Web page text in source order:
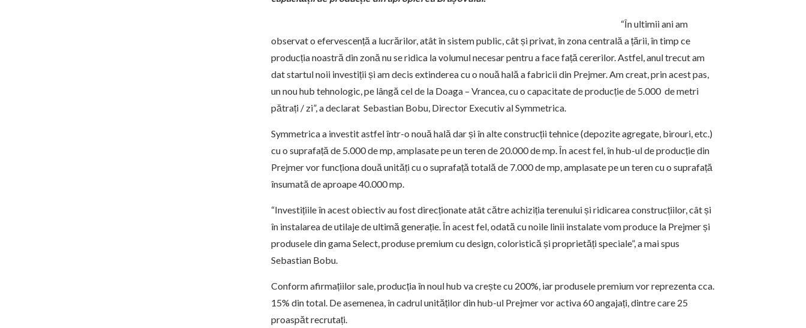
“În ultimii ani am
observat o efervescență a lucrărilor, atât în sistem public, cât și privat, în zona centrală a țării, în timp ce
producția noastră din zonă nu se ridica la volumul necesar pentru a face față cererilor. Astfel, anul trecut am
dat startul noii investiții și am decis extinderea cu o nouă hală a fabricii din Prejmer. Am creat, prin acest pas,
un nou hub tehnologic, pe lângă cel de la Doaga – Vrancea, cu o capacitate de producție de 5.000 de metri
pătrați / zi”, a declarat Sebastian Bobu, Director Executiv al Symmetrica.
Symmetrica a investit astfel într-o nouă hală dar și în alte construcții tehnice (depozite agregate, birouri, etc.)
cu o suprafață de 5.000 de mp, amplasate pe un teren de 20.000 de mp. În acest fel, în hub-ul de producție din
Prejmer vor funcționa două unități cu o suprafață totală de 7.000 de mp, amplasate pe un teren cu o suprafață
însumată de aproape 40.000 mp.
“Investițiile în acest obiectiv au fost direcționate atât către achiziția terenului și ridicarea construcțiilor, cât și
în instalarea de utilaje de ultimă generație. În acest fel, odată cu noile linii instalate vom produce la Prejmer și
produsele din gama Select, produse premium cu design, coloristică și proprietăți speciale”, a mai spus
Sebastian Bobu.
Conform afirmațiilor sale, producția în noul hub va crește cu 200%, iar produsele premium vor reprezenta cca.
15% din total. De asemenea, în cadrul unităților din hub-ul Prejmer vor activa 60 angajați, dintre care 25
proaspăt recrutați.